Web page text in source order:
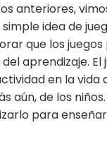
anteriores,
idea de
que los
aprendizaje. El
en la vida
aún, de los
para